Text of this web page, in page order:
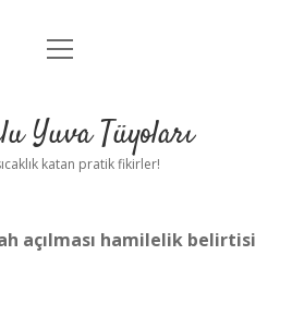
Anasayfa
Yasal Uyarı
menüyü
Yuva Tüyoları
katan pratik fikirler!
açılması hamilelik belirtisi